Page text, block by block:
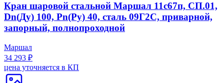
Кран шаровой стальной Маршал 11с67п, СП.01,
Dn(Ду) 100, Рn(Ру) 40, сталь 09Г2С, приварной,
запорный, полнопроходной
Маршал
34 293 ₽
цена уточняется в КП